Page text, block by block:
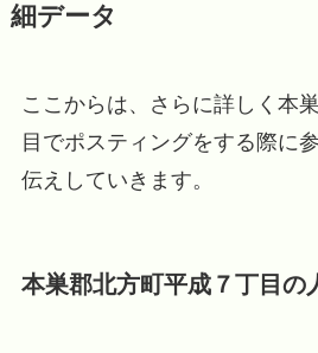
細データ
ここからは、さらに詳しく本
目でポスティングをする際に
伝えしていきます。
本巣郡北方町平成７丁目の